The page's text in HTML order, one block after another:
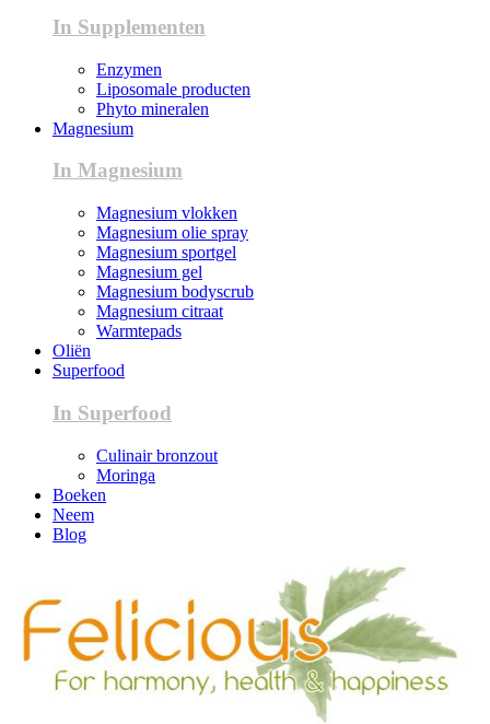
In Supplementen
Enzymen
Liposomale producten
Phyto mineralen
Magnesium
In Magnesium
Magnesium vlokken
Magnesium olie spray
Magnesium sportgel
Magnesium gel
Magnesium bodyscrub
Magnesium citraat
Warmtepads
Oliën
Superfood
In Superfood
Culinair bronzout
Moringa
Boeken
Neem
Blog